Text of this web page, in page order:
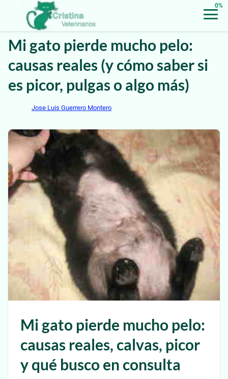
0%
Mi gato pierde mucho pelo:
causas reales (y cómo saber si
es picor, pulgas o algo más)
Jose Luis Guerrero Montero
Mi gato pierde mucho pelo:
causas reales, calvas, picor
y qué busco en consulta